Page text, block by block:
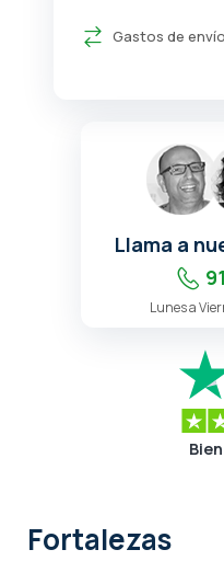
Gastos de envío
Llama a
Lunes a
Bien
Fortalezas